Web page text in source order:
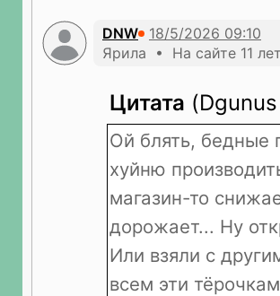
DNW
Ярила • На сайте 11 лет
Цитата
Ой блять, бедные
хуйню
магазин-то
дорожает... Ну
Или взяли с
всем эти